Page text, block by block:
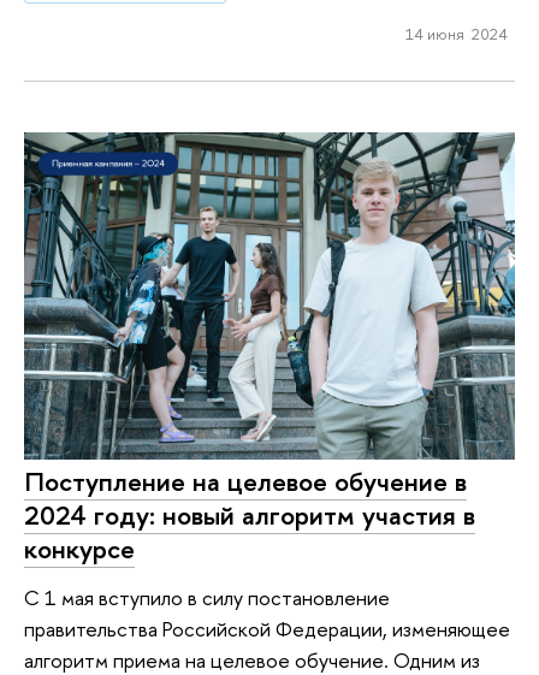
14 июня 2024
Поступление на целевое обучение в
2024 году: новый алгоритм участия в
конкурсе
С 1 мая вступило в силу постановление
правительства Российской Федерации, изменяющее
алгоритм приема на целевое обучение. Одним из